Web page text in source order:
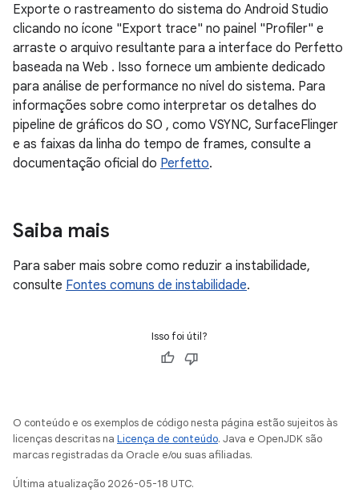
Exporte o rastreamento do sistema do Android Studio
clicando no ícone "Export trace" no painel "Profiler" e
arraste o arquivo resultante para a interface do Perfetto
baseada na Web . Isso fornece um ambiente dedicado
para análise de performance no nível do sistema. Para
informações sobre como interpretar os detalhes do
pipeline de gráficos do SO , como VSYNC, SurfaceFlinger
e as faixas da linha do tempo de frames, consulte a
documentação oficial do Perfetto.
Saiba mais
Para saber mais sobre como reduzir a instabilidade,
consulte Fontes comuns de instabilidade.
Isso foi útil?
O conteúdo e os exemplos de código nesta página estão sujeitos às
licenças descritas na Licença de conteúdo. Java e OpenJDK são
marcas registradas da Oracle e/ou suas afiliadas.
Última atualização 2026-05-18 UTC.